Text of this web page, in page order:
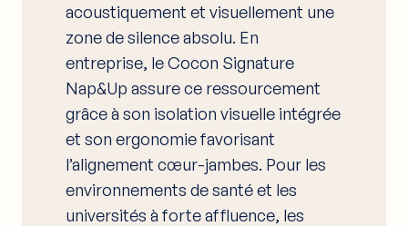
acoustiquement et visuellement une
zone de silence absolu. En
entreprise, le Cocon Signature
Nap&Up assure ce ressourcement
grâce à son isolation visuelle intégrée
et son ergonomie favorisant
l’alignement cœur-jambes. Pour les
environnements de santé et les
universités à forte affluence, les